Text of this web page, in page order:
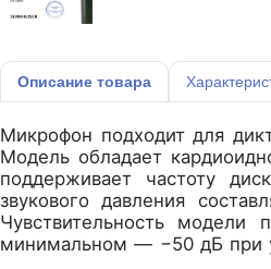
Описание товара
Микрофон подходит для
Модель обладает
поддерживает частоту
звукового давления
Чувствительность
минимальном — −50 дБ при